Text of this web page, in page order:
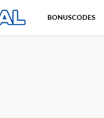
BONUSCODES